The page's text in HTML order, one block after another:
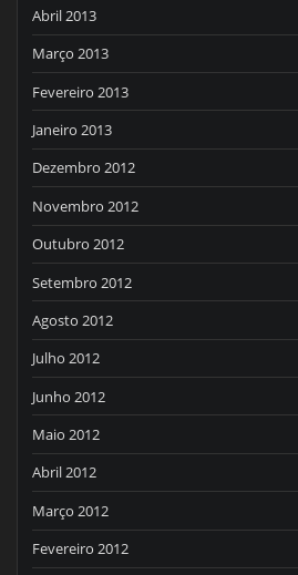
Abril 2013
Março 2013
Fevereiro 2013
Janeiro 2013
Dezembro 2012
Novembro 2012
Outubro 2012
Setembro 2012
Agosto 2012
Julho 2012
Junho 2012
Maio 2012
Abril 2012
Março 2012
Fevereiro 2012